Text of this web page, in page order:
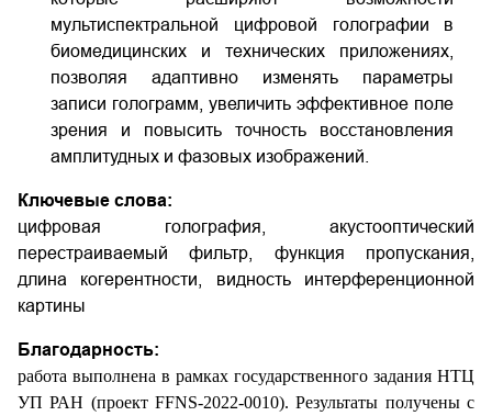
мультиспектральной цифровой голографии в
биомедицинских и технических приложениях,
позволяя адаптивно изменять параметры
записи голограмм, увеличить эффективное поле
зрения и повысить точность восстановления
амплитудных и фазовых изображений.
Ключевые слова:
цифровая голография, акустооптический
перестраиваемый фильтр, функция пропускания,
длина когерентности, видность интерференционной
картины
Благодарность:
работа выполнена в рамках государственного задания НТЦ
УП РАН (проект FFNS-2022-0010). Результаты получены с